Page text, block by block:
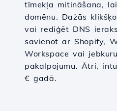
tīmekļa mitināšana,
domēnu. Dažās
vai rediģēt DNS
savienot ar Shopify,
Workspace vai
pakalpojumu. Ātri,
€ gadā.